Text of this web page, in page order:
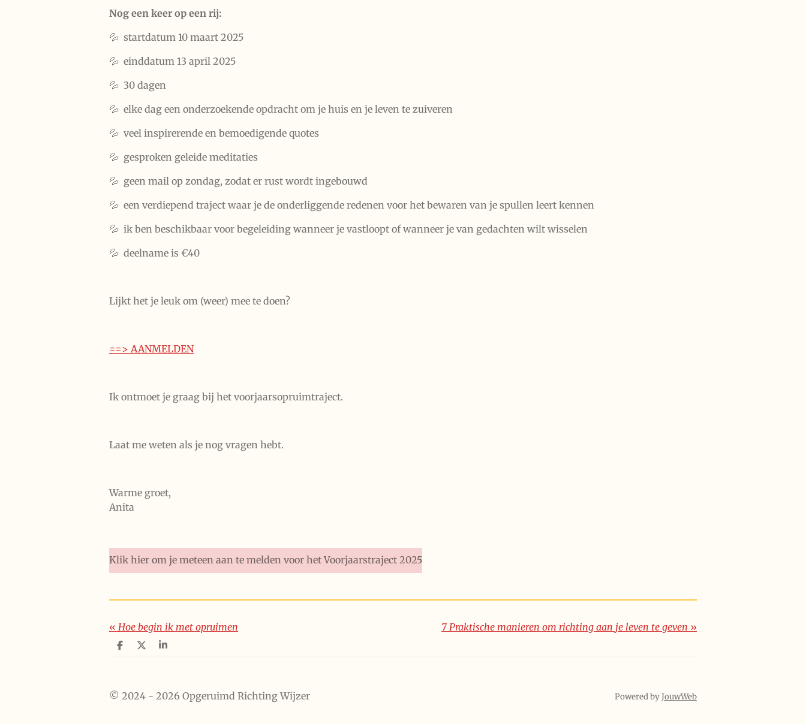
Nog een keer op een rij:
💦 startdatum 10 maart 2025
💦 einddatum 13 april 2025
💦 30 dagen
💦 elke dag een onderzoekende opdracht om je huis en je leven te zuiveren
💦 veel inspirerende en bemoedigende quotes
💦 gesproken geleide meditaties
💦 geen mail op zondag, zodat er rust wordt ingebouwd
💦 een verdiepend traject waar je de onderliggende redenen voor het bewaren van je spullen leert kennen
💦 ik ben beschikbaar voor begeleiding wanneer je vastloopt of wanneer je van gedachten wilt wisselen
💦 deelname is €40
Lijkt het je leuk om (weer) mee te doen?
==> AANMELDEN
Ik ontmoet je graag bij het voorjaarsopruimtraject.
Laat me weten als je nog vragen hebt.
Warme groet,
Anita
Klik hier om je meteen aan te melden voor het Voorjaarstraject 2025
« Hoe begin ik met opruimen 7 Praktische manieren om richting aan je leven te geven »
D
D
S
© 2024 - 2026 Opgeruimd Richting Wijzer Powered byJouwWeb